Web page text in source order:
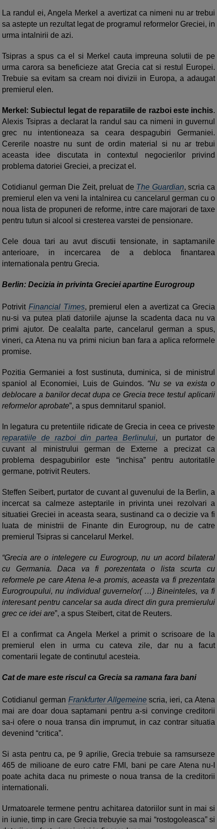
La randul ei, Angela Merkel a avertizat ca nimeni nu ar trebui
sa astepte un rezultat legat de programul reformelor Greciei, in
urma intalnirii de azi.
Tsipras a spus ca el si Merkel cauta impreuna solutii de pe
urma carora sa beneficieze atat Grecia cat si restul Europei.
Trebuie sa evitam sa cream noi divizii in Europa, a adaugat
premierul elen.
Merkel: Subiectul legat de reparatiile de razboi este inchis.
Alexis Tsipras a declarat la randul sau ca nimeni in guvernul
grec nu intentioneaza sa ceara despagubiri Germaniei.
Cererile noastre nu sunt de ordin material si nu ar trebui
aceasta idee discutata in contextul negocierilor privind
problema datoriei Greciei, a precizat el.
Cotidianul german Die Zeit, preluat de The Guardian, scria ca
premierul elen va veni la intalnirea cu cancelarul german cu o
noua lista de propuneri de reforme, intre care majorari de taxe
pentru tutun si alcool si cresterea varstei de pensionare.
Cele doua tari au avut discutii tensionate, in saptamanile
anterioare, in incercarea de a debloca finantarea
internationala pentru Grecia.
Berlin: Decizia in privinta Greciei apartine Eurogroup
Potrivit Financial Times, premierul elen a avertizat ca Grecia
nu-si va putea plati datoriile ajunse la scadenta daca nu va
primi ajutor. De cealalta parte, cancelarul german a spus,
vineri, ca Atena nu va primi niciun ban fara a aplica reformele
promise.
Pozitia Germaniei a fost sustinuta, duminica, si de ministrul
spaniol al Economiei, Luis de Guindos. “Nu se va exista o
deblocare a banilor decat dupa ce Grecia trece testul aplicarii
reformelor aprobate”, a spus demnitarul spaniol.
In legatura cu pretentiile ridicate de Grecia in ceea ce priveste
reparatiile de razboi din partea Berlinului, un purtator de
cuvant al ministrului german de Externe a precizat ca
problema despagubirilor este “inchisa” pentru autoritatile
germane, potrivit Reuters.
Steffen Seibert, purtator de cuvant al guvenului de la Berlin, a
incercat sa calmeze asteptarile in privinta unei rezolvari a
situatiei Greciei in aceasta seara, sustinand ca o decizie va fi
luata de ministrii de Finante din Eurogroup, nu de catre
premierul Tsipras si cancelarul Merkel.
“Grecia are o intelegere cu Eurogroup, nu un acord bilateral
cu Germania. Daca va fi porezentata o lista scurta cu
reformele pe care Atena le-a promis, aceasta va fi prezentata
Eurogroupului, nu individual guvernelor( …) Bineinteles, va fi
interesant pentru cancelar sa auda direct din gura premierului
grec ce idei are”, a spus Steibert, citat de Reuters.
El a confirmat ca Angela Merkel a primit o scrisoare de la
premierul elen in urma cu cateva zile, dar nu a facut
comentarii legate de continutul acesteia.
Cat de mare este riscul ca Grecia sa ramana fara bani
Cotidianul german Frankfurter Allgemeinescria, ieri, ca Atena
mai are doar doua saptamani pentru a-si convinge creditorii
sa-i ofere o noua transa din imprumut, in caz contrar situatia
devenind “critica”.
Si asta pentru ca, pe 9 aprilie, Grecia trebuie sa ramsurseze
465 de milioane de euro catre FMI, bani pe care Atena nu-I
poate achita daca nu primeste o noua transa de la creditorii
internationali.
Urmatoarele termene pentru achitarea datoriilor sunt in mai si
in iunie, timp in care Grecia trebuyie sa mai “rostogoleasca” si